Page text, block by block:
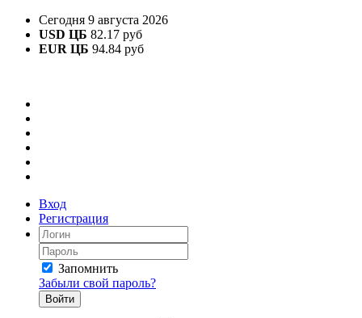
Сегодня 9 августа 2026
USD ЦБ 82.17 руб
EUR ЦБ 94.84 руб
Вход
Регистрация
Запомнить
Забыли свой пароль?